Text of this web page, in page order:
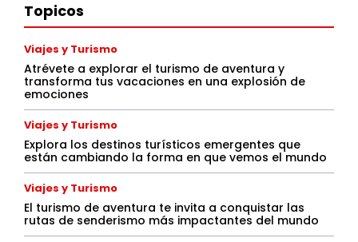
Topicos
Viajes y Turismo
Atrévete a explorar el turismo de aventura y
transforma tus vacaciones en una explosión de
emociones
Viajes y Turismo
Explora los destinos turísticos emergentes que
están cambiando la forma en que vemos el mundo
Viajes y Turismo
El turismo de aventura te invita a conquistar las
rutas de senderismo más impactantes del mundo